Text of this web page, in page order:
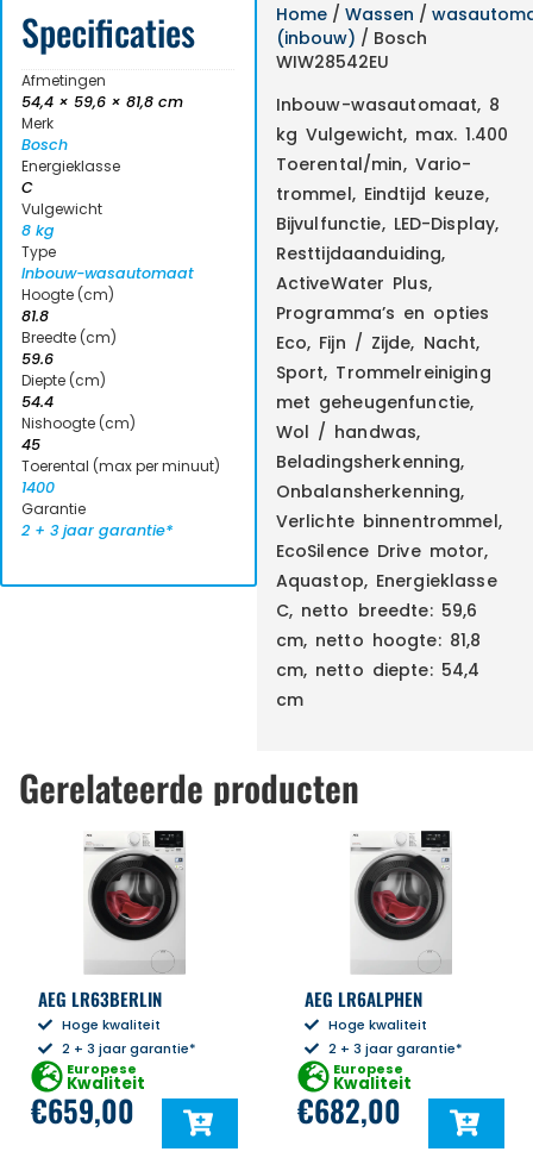
Specificaties
Afmetingen
54,4 × 59,6 × 81,8 cm
Merk
Bosch
Energieklasse
C
Vulgewicht
8 kg
Type
Inbouw-wasautomaat
Hoogte (cm)
81.8
Breedte (cm)
59.6
Diepte (cm)
54.4
Nishoogte (cm)
45
Toerental (max per minuut)
1400
Garantie
2 + 3 jaar garantie*
Home/ Wassen /
(inbouw) / Bosch
WIW28542EU
Inbouw-wasautomaat, 8
kg Vulgewicht, max. 1.400
Toerental/min, Vario-
trommel, Eindtijd keuze,
Bijvulfunctie, LED-Display,
Resttijdaanduiding,
ActiveWater Plus,
Programma’s en opties
Eco, Fijn / Zijde, Nacht,
Sport, Trommelreiniging
met geheugenfunctie,
Wol / handwas,
Beladingsherkenning,
Onbalansherkenning,
Verlichte binnentrommel,
EcoSilence Drive motor,
Aquastop, Energieklasse
C, netto breedte: 59,6
cm, netto hoogte: 81,8
cm, netto diepte: 54,4
cm
Gerelateerde producten
AEG LR63BERLIN
Hoge kwaliteit
2 + 3 jaar garantie*
Europese
Kwaliteit
€659,00
AEG LR6ALPHEN
Hoge kwaliteit
2 + 3 jaar garantie*
Europese
Kwaliteit
€682,00